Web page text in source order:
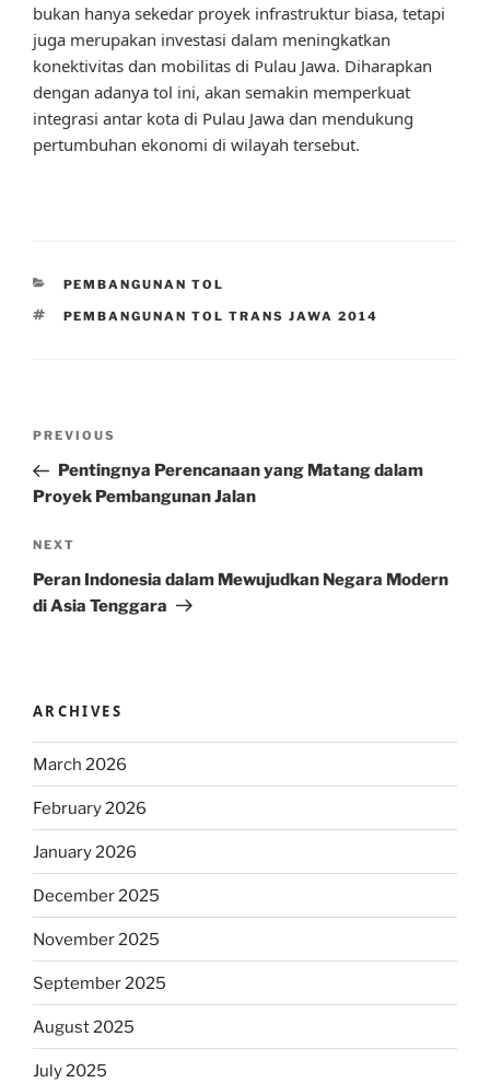
bukan hanya sekedar proyek infrastruktur biasa, tetapi
juga merupakan investasi dalam meningkatkan
konektivitas dan mobilitas di Pulau Jawa. Diharapkan
dengan adanya tol ini, akan semakin memperkuat
integrasi antar kota di Pulau Jawa dan mendukung
pertumbuhan ekonomi di wilayah tersebut.
CATEGORIES
PEMBANGUNAN TOL
TAGS
PEMBANGUNAN TOL TRANS JAWA 2014
Previous
Post
PREVIOUS
Pentingnya Perencanaan yang Matang dalam
Proyek Pembangunan Jalan
Next
Post
NEXT
Peran Indonesia dalam Mewujudkan Negara Modern
di Asia Tenggara
ARCHIVES
March 2026
February 2026
January 2026
December 2025
November 2025
September 2025
August 2025
July 2025